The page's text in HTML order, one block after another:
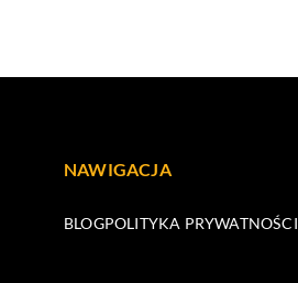
NAWIGACJA
BLOGPOLITYKA PRYWATNOŚCI